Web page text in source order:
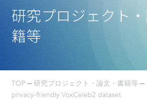
研究プロジェクト
籍等
TOP 研究プロジェクト・論文・書籍等
privacy-friendly VoxCeleb2 dataset